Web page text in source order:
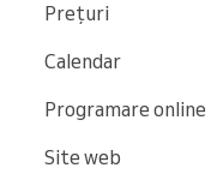
Prețuri
Calendar
Programare online
Site web